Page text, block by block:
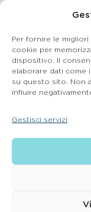
Per fornire le
cookie per
dispositivo. Il
elaborare dati come
su questo sito. Non
influire
Gestisci servizi
P.IVA 03864990134